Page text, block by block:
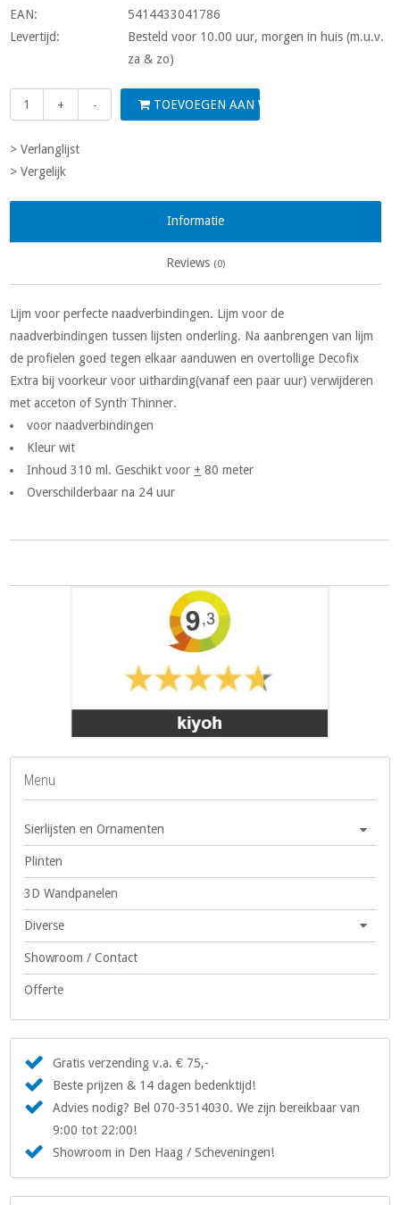
EAN:
5414433041786
Levertijd:
Besteld voor 10.00 uur, morgen in huis (m.u.v.
za & zo)
+ - TOEVOEGEN AAN WINKELWAGEN
> Verlanglijst
> Vergelijk
Informatie
Reviews (0)
Lijm voor perfecte naadverbindingen. Lijm voor de
naadverbindingen tussen lijsten onderling. Na aanbrengen van lijm
de profielen goed tegen elkaar aanduwen en overtollige Decofix
Extra bij voorkeur voor uitharding(vanaf een paar uur) verwijderen
met acceton of Synth Thinner.
voor naadverbindingen
Kleur wit
Inhoud 310 ml. Geschikt voor + 80 meter
Overschilderbaar na 24 uur
Menu
Sierlijsten en Ornamenten
Plinten
3D Wandpanelen
Diverse
Showroom / Contact
Offerte
Gratis verzending v.a. € 75,-
Beste prijzen & 14 dagen bedenktijd!
Advies nodig? Bel 070-3514030. We zijn bereikbaar van
9:00 tot 22:00!
Showroom in Den Haag / Scheveningen!